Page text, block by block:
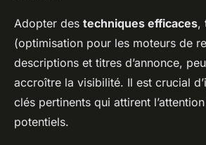
Adopter des techniques efficaces,
(optimisation pour les moteurs de
descriptions et titres d’annonce,
accroître la visibilité. Il est crucial
clés pertinents qui attirent
potentiels.